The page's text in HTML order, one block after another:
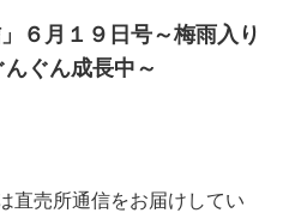
６月１９日号～梅雨入り
ぐん成長中～
直売所通信をお届けしてい